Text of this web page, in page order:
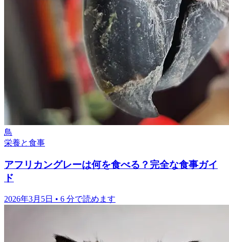
鳥
栄養と食事
アフリカングレーは何を食べる？完全な食事ガイ
ド
2026年3月5日 • 6 分で読めます